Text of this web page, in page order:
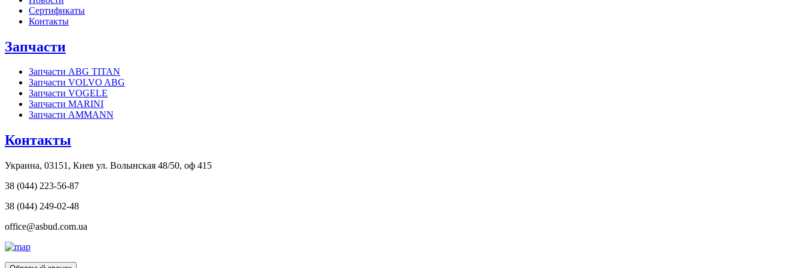
Сертификаты
Контакты
Запчасти
Запчасти ABG TITAN
Запчасти VOLVO ABG
Запчасти VOGELE
Запчасти MARINI
Запчасти AMMANN
Контакты
Украина, 03151, Киев ул. Волынская 48/50, оф 415
38 (044) 223-56-87
38 (044) 249-02-48
office@asbud.com.ua